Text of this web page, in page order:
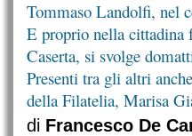
Tommaso Landolfi, nel
E proprio nella cittadina
Caserta, si svolge
Presenti tra gli altri
della Filatelia, Marisa
di Francesco De